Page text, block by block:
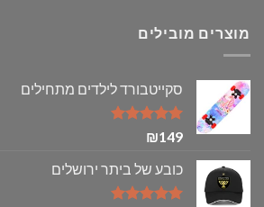
מוצרים מובילים
סקייטבורד לילדים מתחילים
דורג5.00₪149
כובע של ביתר ירושלים